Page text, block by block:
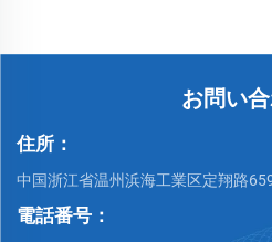
お問い
住所：
中国浙江省温州浜海工業区定翔路
電話番号：